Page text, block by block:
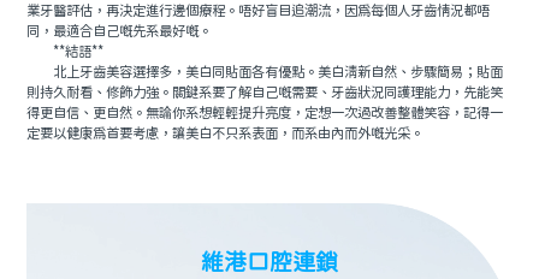
業牙醫評估，再決定進行邊個療程。唔好盲目追潮流，因爲每個人牙齒情況都唔
同，最適合自己嘅先系最好嘅。
**結語**
北上牙齒美容選擇多，美白同貼面各有優點。美白清新自然、步驟簡易；貼面
則持久耐看、修飾力強。關鍵系要了解自己嘅需要、牙齒狀況同護理能力，先能笑
得更自信、更自然。無論你系想輕輕提升亮度，定想一次過改善整體笑容，記得一
定要以健康爲首要考慮，讓美白不只系表面，而系由內而外嘅光采。
維港口腔連鎖